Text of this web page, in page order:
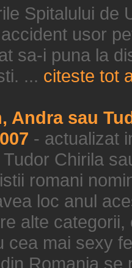
Spitalului de
usor
sa-i puna la
... citeste tot
Andra sau
- actualizat
Chirila
romani
loc anul
alte
cea mai sexy
Romania